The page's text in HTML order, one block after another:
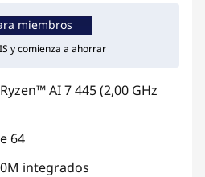
miembros
y comienza a ahorrar
AI 7 445 (2,00 GHz
64
integrados